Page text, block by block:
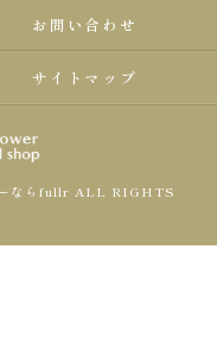
お問い合わせ
サイトマップ
ーならfullr ALL RIGHTS